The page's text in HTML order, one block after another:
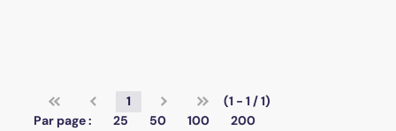
1
(1 - 1 / 1)
Par page :
25 50 100 200